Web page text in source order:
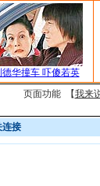
德华撞车 吓傻若英
页面功能 【我来
连接